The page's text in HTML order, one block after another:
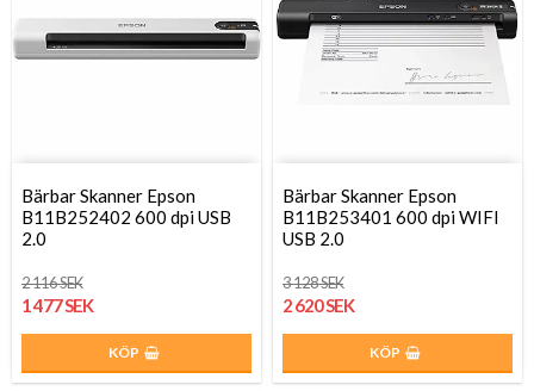
Bärbar Skanner Epson
B11B252402 600 dpi USB
2.0
2 116 SEK
1 477 SEK
KÖP
Bärbar Skanner Epson
B11B253401 600 dpi WIFI
USB 2.0
3 128 SEK
2 620 SEK
KÖP